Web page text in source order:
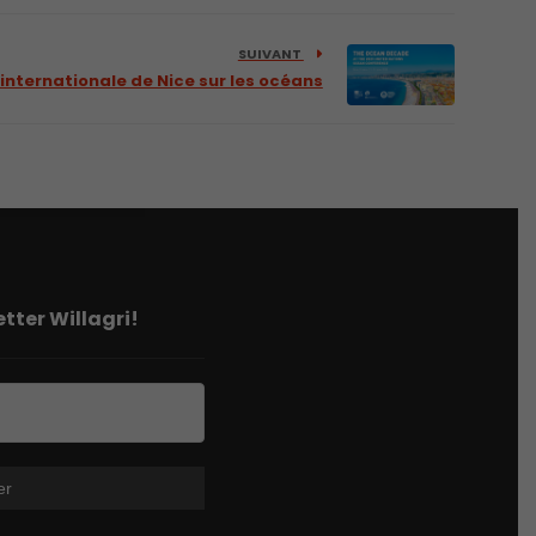
SUIVANT
de Nice sur les océans
Willagri!